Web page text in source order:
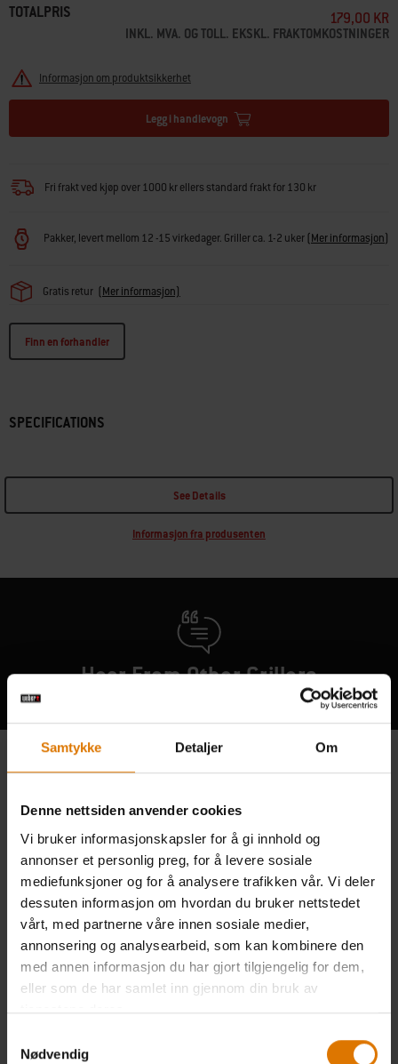
Samtykke Detaljer Om
Denne nettsiden anvender cookies
Vi bruker informasjonskapsler for å gi innhold og
annonser et personlig preg, for å levere sosiale
mediefunksjoner og for å analysere trafikken vår. Vi deler
dessuten informasjon om hvordan du bruker nettstedet
vårt, med partnerne våre innen sosiale medier,
annonsering og analysearbeid, som kan kombinere den
med annen informasjon du har gjort tilgjengelig for dem,
eller som de har samlet inn gjennom din bruk av
tjenestene deres.
Nødvendig
TOTALPRIS 179,00 KR
INKL. MVA. OG TOLL. EKSKL. FRAKTOMKOSTNINGER
Informasjon om produktsikkerhet
Legg i handlevogn
Fri frakt ved kjøp over 1000 kr ellers standard frakt for 130 kr
Pakker, levert mellom 12 -15 virkedager. Griller ca. 1-2 uker(Mer informasjon)
Gratis retur (Mer informasjon)
Finn en forhandler
SPECIFICATIONS
See Details
Informasjon fra produsenten
Hear From Other Grillers